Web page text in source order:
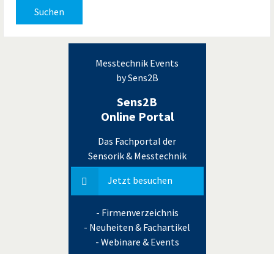
Suchen
Messtechnik Events
by Sens2B
Sens2B
Online Portal
Das Fachportal der
Sensorik & Messtechnik
Jetzt besuchen
- Firmenverzeichnis
- Neuheiten & Fachartikel
- Webinare & Events